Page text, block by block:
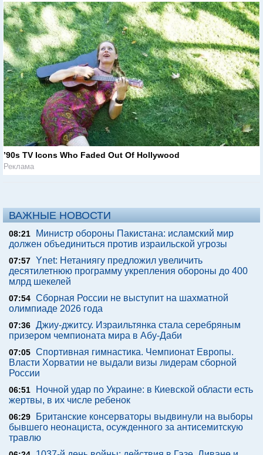
’90s TV Icons Who Faded Out Of Hollywood
Реклама
ВАЖНЫЕ НОВОСТИ
08:21
Министр обороны Пакистана: исламский мир
должен объединиться против израильской угрозы
07:57 Ynet: Нетаниягу предложил увеличить
десятилетнюю программу укрепления обороны до 400
млрд шекелей
07:54 Сборная России не выступит на шахматной
олимпиаде 2026 года
07:36 Джиу-джитсу. Израильтянка стала серебряным
призером чемпионата мира в Абу-Даби
07:05 Спортивная гимнастика. Чемпионат Европы.
Власти Хорватии не выдали визы лидерам сборной
России
06:51
Ночной удар по Украине: в Киевской области есть
жертвы, в их числе ребенок
06:29
Британские консерваторы выдвинули на выборы
бывшего неонациста, осужденного за антисемитскую
травлю